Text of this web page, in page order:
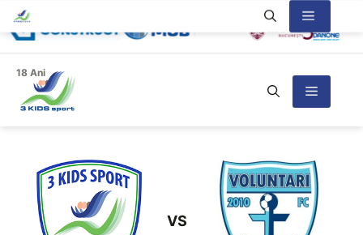
Sari
la
conținut
18 Ani
Meniu
Meniu
VS